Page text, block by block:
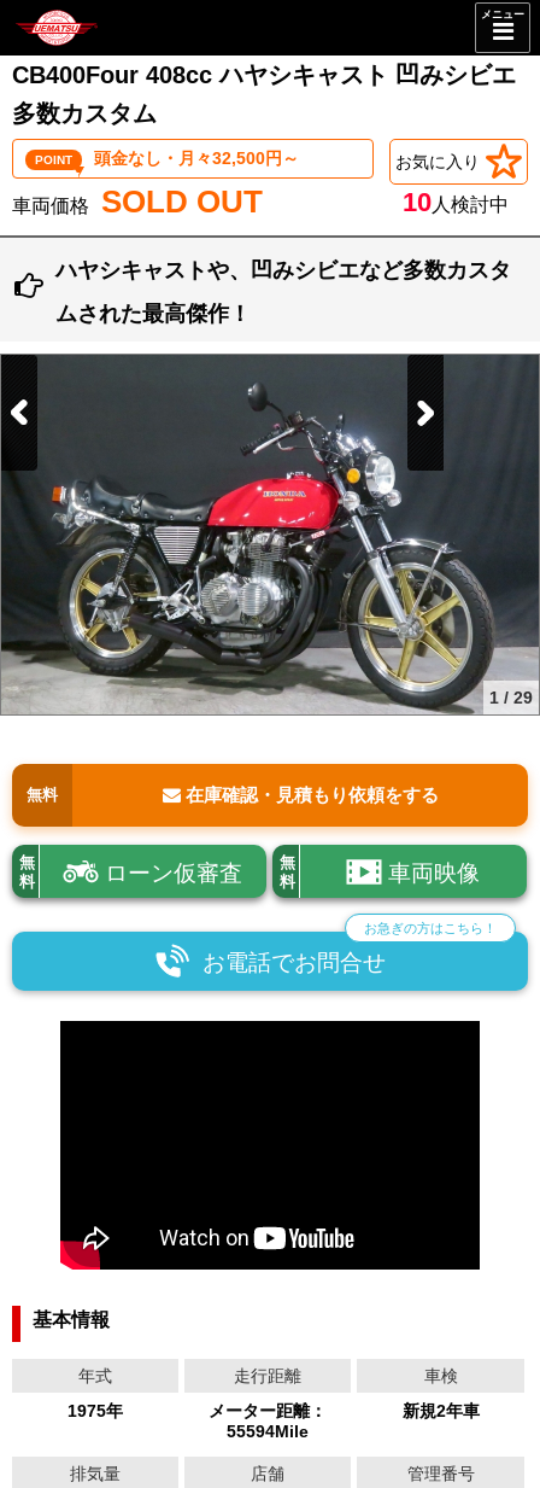
メニュー
CB400Four 408cc ハヤシキャスト 凹みシビエ
多数カスタム
POINT 頭金なし・月々32,500円～
SOLD OUT
お気に入り
10人検討中
ハヤシキャストや、凹みシビエなど多数カスタ
ムされた最高傑作！
1 / 29
無料 在庫確認・見積もり依頼をする
無
料
ローン仮審査
無
料
車両映像
お電話でお問合せ
お急ぎの方はこちら！
基本情報
年式
1975年
走行距離
メーター距離：
55594Mile
車検
新規2年車
排気量
店舗
管理番号